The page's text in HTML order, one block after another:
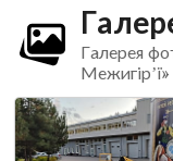
Галерея
Межигір’ї»